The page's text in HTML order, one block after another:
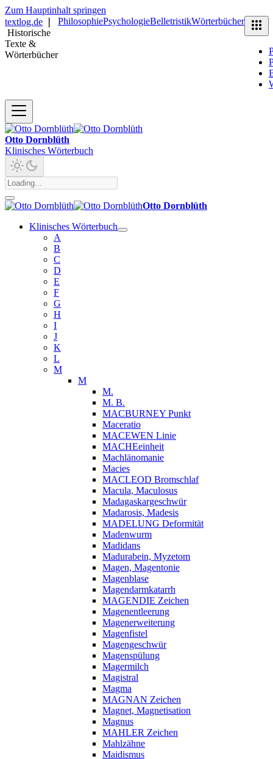
Zum Hauptinhalt springen
textlog.de
Historische
Texte &
Wörterbücher
PhilosophiePsychologieBelletristikWörterbücher
Otto Dornblüth
Klinisches Wörterbuch
Otto Dornblüth
Klinisches Wörterbuch
A
B
C
D
E
F
G
H
I
J
K
L
M
M
M.
M. B.
MACBURNEY Punkt
Maceratio
MACEWEN Linie
MACHEeinheit
Machlänomanie
Macies
MACLEOD Bromschlaf
Macula, Maculosus
Madagaskargeschwür
Madarosis, Madesis
MADELUNG Deformität
Madenwurm
Madidans
Madurabein, Myzetom
Magen, Magentonie
Magenblase
Magendarmkatarrh
MAGENDIE Zeichen
Magenentleerung
Magenerweiterung
Magenfistel
Magengeschwür
Magenspülung
Magermilch
Magistral
Magma
MAGNAN Zeichen
Magnet, Magnetisation
Magnus
MAHLER Zeichen
Mahlzähne
Maidismus